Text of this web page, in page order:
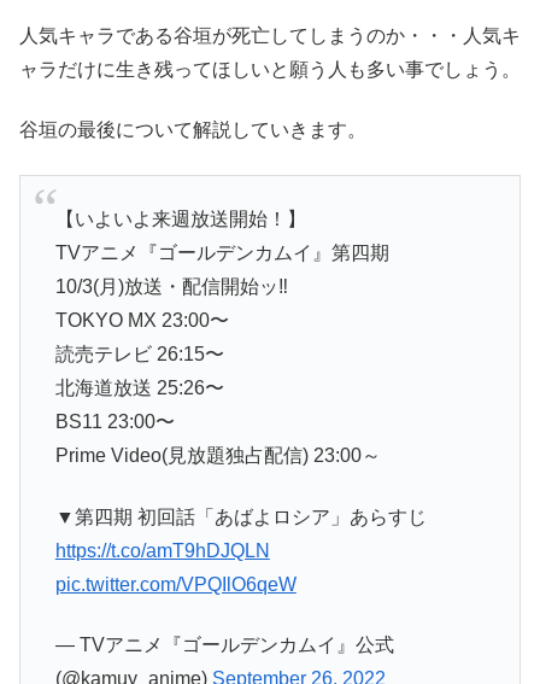
人気キャラである谷垣が死亡してしまうのか・・・人気キ
ャラだけに生き残ってほしいと願う人も多い事でしょう。
谷垣の最後について解説していきます。
【いよいよ来週放送開始！】
TVアニメ『ゴールデンカムイ』第四期
10/3(月)放送・配信開始ッ‼︎
TOKYO MX 23:00〜
読売テレビ 26:15〜
北海道放送 25:26〜
BS11 23:00〜
Prime Video(見放題独占配信) 23:00～
▼第四期 初回話「あばよロシア」あらすじ
https://t.co/amT9hDJQLN
pic.twitter.com/VPQIlO6qeW
— TVアニメ『ゴールデンカムイ』公式
(@kamuy_anime) September 26, 2022